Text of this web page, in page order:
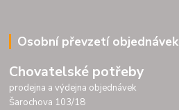
Osobní převzetí objednávek
Chovatelské potřeby
prodejna a výdejna objednávek
Šarochova 103/18